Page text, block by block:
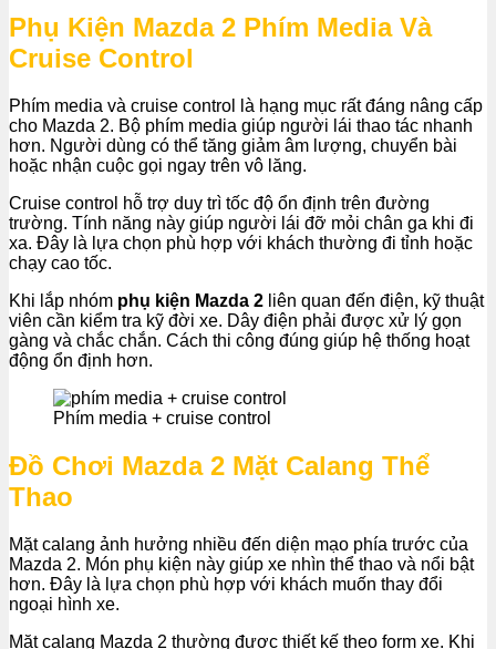
Phụ Kiện Mazda 2 Phím Media Và
Cruise Control
Phím media và cruise control là hạng mục rất đáng nâng cấp
cho Mazda 2. Bộ phím media giúp người lái thao tác nhanh
hơn. Người dùng có thể tăng giảm âm lượng, chuyển bài
hoặc nhận cuộc gọi ngay trên vô lăng.
Cruise control hỗ trợ duy trì tốc độ ổn định trên đường
trường. Tính năng này giúp người lái đỡ mỏi chân ga khi đi
xa. Đây là lựa chọn phù hợp với khách thường đi tỉnh hoặc
chạy cao tốc.
Khi lắp nhóm phụ kiện Mazda 2 liên quan đến điện, kỹ thuật
viên cần kiểm tra kỹ đời xe. Dây điện phải được xử lý gọn
gàng và chắc chắn. Cách thi công đúng giúp hệ thống hoạt
động ổn định hơn.
Phím media + cruise control
Đồ Chơi Mazda 2 Mặt Calang Thể
Thao
Mặt calang ảnh hưởng nhiều đến diện mạo phía trước của
Mazda 2. Món phụ kiện này giúp xe nhìn thể thao và nổi bật
hơn. Đây là lựa chọn phù hợp với khách muốn thay đổi
ngoại hình xe.
Mặt calang Mazda 2 thường được thiết kế theo form xe. Khi